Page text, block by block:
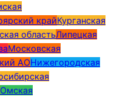
крайКурганская
областьЛипецкая
Московская
АОНижегородская
Омская